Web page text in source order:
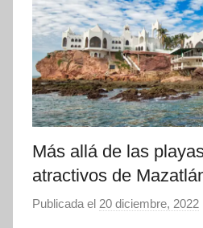
Más allá de las
atractivos de
Publicada el 20 diciembre, 2022